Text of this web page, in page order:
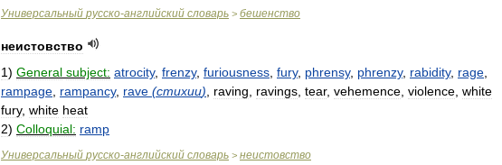
Универсальный русско-английский словарь > бешенство
неистовство
1) General subject: atrocity, frenzy, furiousness fury, phrensy, phrenzy, rabidity, rage
rampage rampancy, rave (стихии) raving ravings tear, vehemence violence white
fury, white heat
2) Colloquial: ramp
Универсальный русско-английский словарь > неистовство